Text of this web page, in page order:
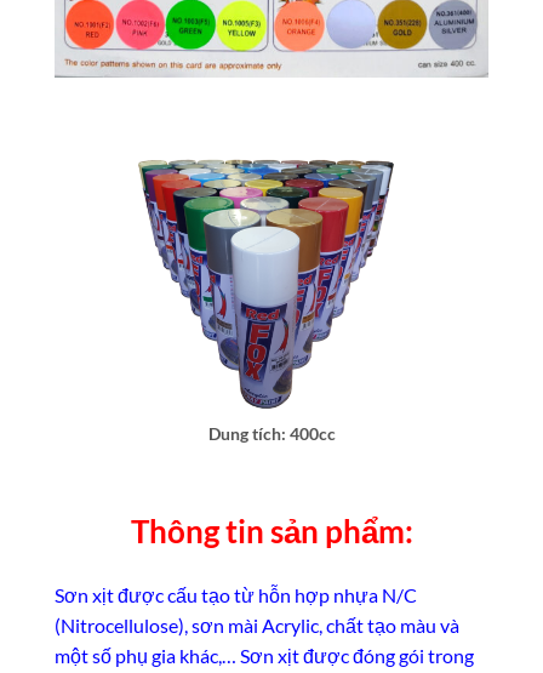
Dung tích: 400cc
Thông tin sản phẩm:
Sơn xịt được cấu tạo từ hỗn hợp nhựa N/C
(Nitrocellulose), sơn mài Acrylic, chất tạo màu và
một số phụ gia khác,… Sơn xịt được đóng gói trong